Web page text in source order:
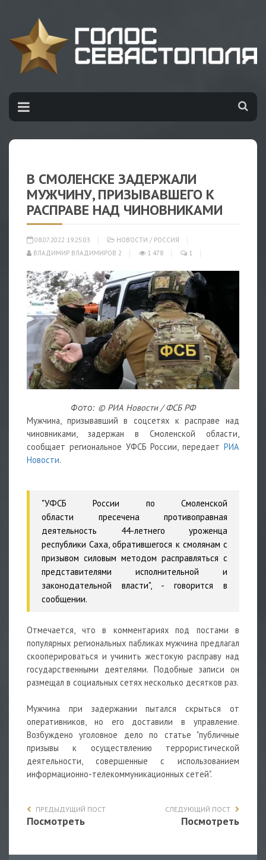
В СМОЛЕНСКЕ ЗАДЕРЖАЛИ
МУЖЧИНУ, ПРИЗЫВАВШЕГО К
РАСПРАВЕ НАД ЧИНОВНИКАМИ
08.07.2022 19:25:03 НОВОСТИ / РОССИЯ
ВЛАДИМИР ВЛАДИМИРОВ 2
1 478 1
Фото: © РИА Новости / ФСБ РФ
Мужчина, призывавший в соцсетях к расправе над
чиновниками, задержан в Смоленской области,
сообщает региональное УФСБ России, передает РИА
Новости.
"УФСБ России по
Смоленской
области
пресечена противоправная
деятельность 44-летнего уроженца
республики Саха, обратившегося к смолянам с
призывом силовым методом расправляться с
представителями исполнительной и
законодательной власти", - говорится в
сообщении.
Отмечается, что в комментариях под постами в
популярных региональных пабликах мужчина предлагал
скооперироваться и учинить жестокую расправу над
государственными деятелями. Подобные записи он
размещал в социальных сетях несколько десятков раз.
Мужчина при задержании пытался скрыться от
оперативников, но его доставили в управление.
Возбуждено уголовное дело по статье "публичные
призывы к осуществлению террористической
деятельности, совершенные с использованием
информационно-телекоммуникационных сетей".
ПРЕДЫДУЩИЙ ПОСТ
Посмотреть
СЛЕДУЮЩИЙ ПОСТ
Посмотреть